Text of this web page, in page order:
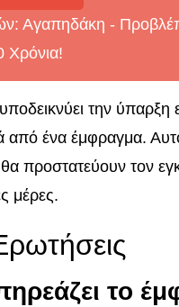
Αγαπηδάκη -
Χρόνια!
την ύπαρξη
από ένα έμφραγμα.
προστατεύουν τον
μέρες.
το